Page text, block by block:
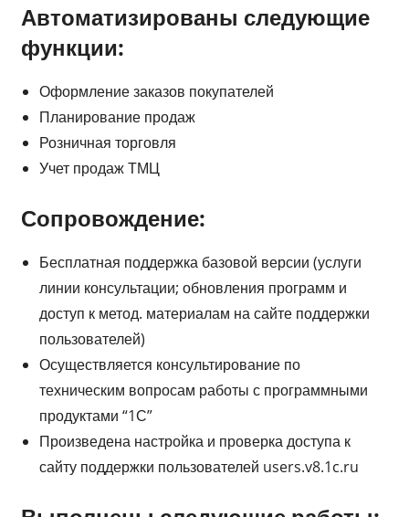
Автоматизированы следующие
функции:
Оформление заказов покупателей
Планирование продаж
Розничная торговля
Учет продаж ТМЦ
Сопровождение:
Бесплатная поддержка базовой версии (услуги
линии консультации; обновления программ и
доступ к метод. материалам на сайте поддержки
пользователей)
Осуществляется консультирование по
техническим вопросам работы с программными
продуктами “1С”
Произведена настройка и проверка доступа к
сайту поддержки пользователей users.v8.1c.ru